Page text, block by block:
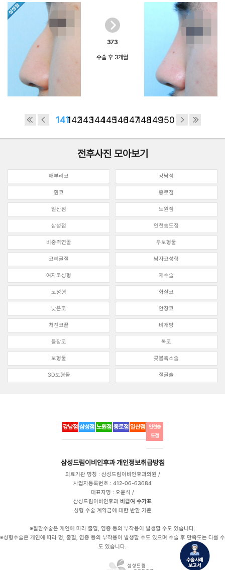
373
수술 후 3개월
141142143144145146147148149150
전후사진 모아보기
매부리코 강남점
휜코 종로점
일산점 노원점
삼성점 인천송도점
비중격연골 무보형물
코뼈골절 남자코성형
여자코성형 재수술
코성형 화살코
낮은코 안장코
처진코끝 비개방
들창코 복코
보형물 콧볼축소술
3D보형물 절골술
강남점 삼성점 노원점 종로점 일산점
인천송
도점
삼성드림이비인후과 개인정보취급방침
의료기관 명칭 : 삼성드림이비인후과의원 /
사업자등록번호 : 412-06-63684
대표자명 : 오윤석 /
삼성드림이비인후과 비급여 수가표
성형 수술 계약금에 대한 반환 기준
※질환수술은 개인에 따라 출혈, 염증 등의 부작용이 발생할 수도 있습니다.
※성형수술은 개인에 따라 멍, 출혈, 염증 등의 부작용이 발생할 수도 있으며 수술 후 만족도는 다를 수
도 있습니다.